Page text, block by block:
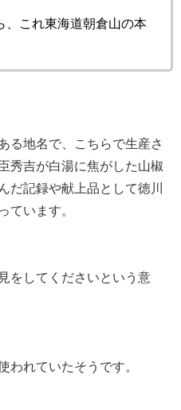
、これ東海道朝倉山の本
る地名で、こちらで生産さ
秀吉が白湯に焦がした山椒
だ記録や献上品として徳川
ています。
をしてくださいという意
われていたそうです。